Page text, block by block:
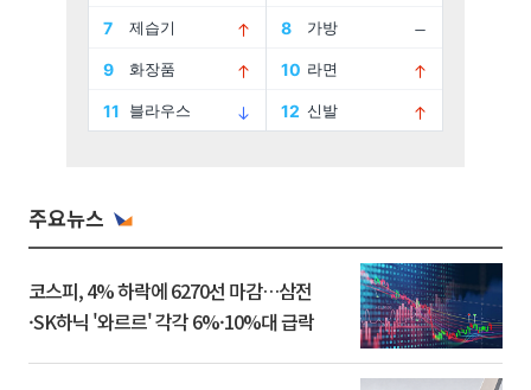
주요뉴스
코스피, 4% 하락에 6270선 마감…삼전
·SK하닉 '와르르' 각각 6%·10%대 급락